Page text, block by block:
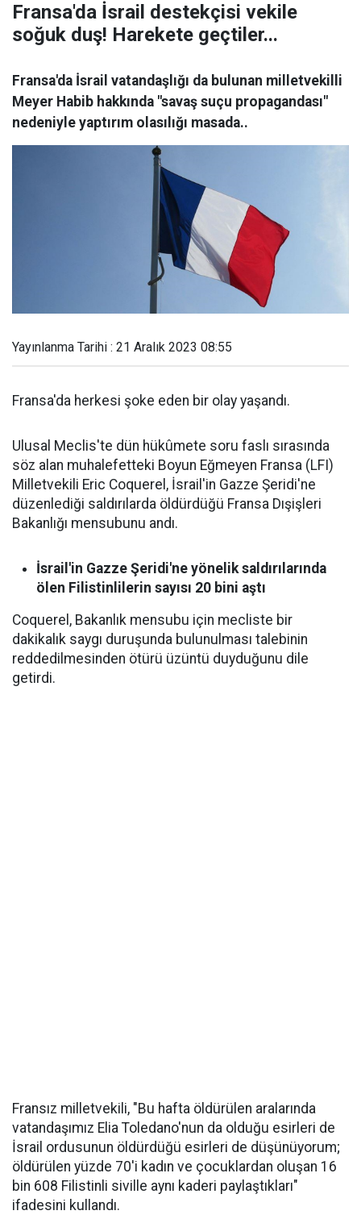
Fransa'da İsrail destekçisi vekile
soğuk duş! Harekete geçtiler...
Fransa'da İsrail vatandaşlığı da bulunan milletvekilli
Meyer Habib hakkında "savaş suçu propagandası"
nedeniyle yaptırım olasılığı masada..
Yayınlanma Tarihi : 21 Aralık 2023 08:55
Fransa'da herkesi şoke eden bir olay yaşandı.
Ulusal Meclis'te dün hükûmete soru faslı sırasında
söz alan muhalefetteki Boyun Eğmeyen Fransa (LFI)
Milletvekili Eric Coquerel, İsrail'in Gazze Şeridi'ne
düzenlediği saldırılarda öldürdüğü Fransa Dışişleri
Bakanlığı mensubunu andı.
İsrail'in Gazze Şeridi'ne yönelik saldırılarında
ölen Filistinlilerin sayısı 20 bini aştı
Coquerel, Bakanlık mensubu için mecliste bir
dakikalık saygı duruşunda bulunulması talebinin
reddedilmesinden ötürü üzüntü duyduğunu dile
getirdi.
Fransız milletvekili, "Bu hafta öldürülen aralarında
vatandaşımız Elia Toledano'nun da olduğu esirleri de
İsrail ordusunun öldürdüğü esirleri de düşünüyorum;
öldürülen yüzde 70'i kadın ve çocuklardan oluşan 16
bin 608 Filistinli siville aynı kaderi paylaştıkları"
ifadesini kullandı.